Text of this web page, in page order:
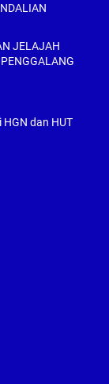
JELAJAH
dan HUT